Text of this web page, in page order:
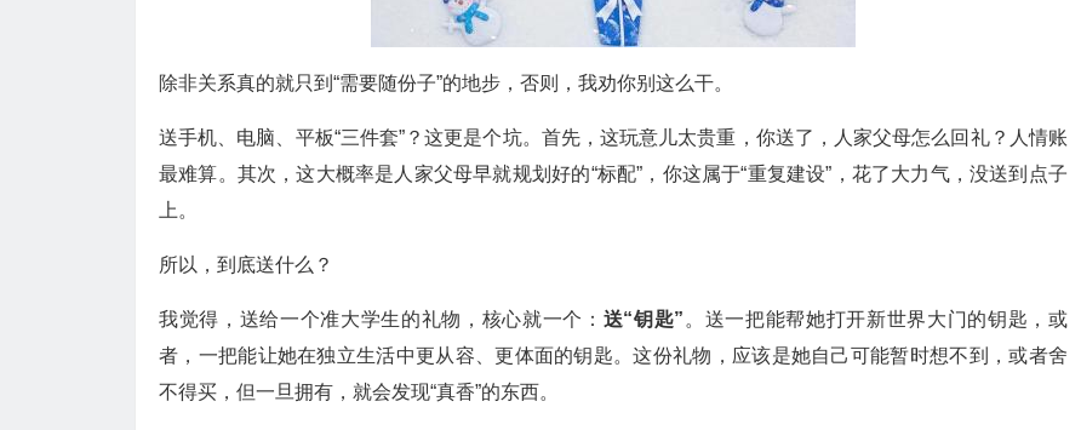
除非关系真的就只到“需要随份子”的地步，否则，我劝你别这么干。
送手机、电脑、平板“三件套”？这更是个坑。首先，这玩意儿太贵重，你送了，人家父母怎么回礼？人情账
最难算。其次，这大概率是人家父母早就规划好的“标配”，你这属于“重复建设”，花了大力气，没送到点子
上。
所以，到底送什么？
我觉得，送给一个准大学生的礼物，核心就一个： 送“钥匙” 。送一把能帮她打开新世界大门的钥匙，或
者，一把能让她在独立生活中更从容、更体面的钥匙。这份礼物，应该是她自己可能暂时想不到，或者舍
不得买，但一旦拥有，就会发现“真香”的东西。